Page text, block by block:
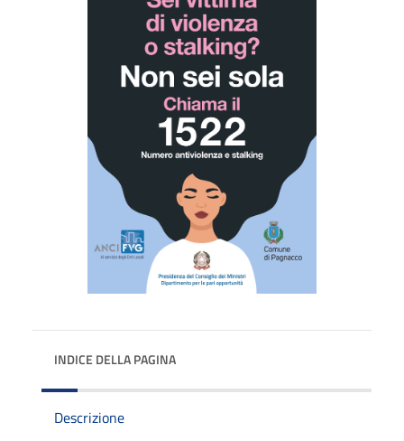
INDICE DELLA PAGINA
Descrizione